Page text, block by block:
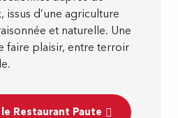
d’une agriculture
et naturelle. Une
faire plaisir, entre terroir
Restaurant Paute